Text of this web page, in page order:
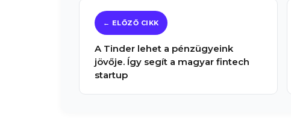
A Tinder lehet a pénzügyeink
jövője. Így segít a magyar fintech
startup